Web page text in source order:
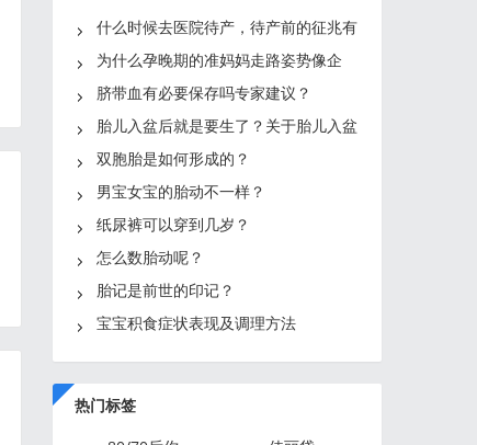
什么时候去医院待产，待产前的征兆有
哪些？
为什么孕晚期的准妈妈走路姿势像企
鹅？
脐带血有必要保存吗专家建议？
胎儿入盆后就是要生了？关于胎儿入盆
知识有哪些？胎儿迟迟不
双胞胎是如何形成的？
男宝女宝的胎动不一样？
纸尿裤可以穿到几岁？
怎么数胎动呢？
胎记是前世的印记？
宝宝积食症状表现及调理方法
热门标签